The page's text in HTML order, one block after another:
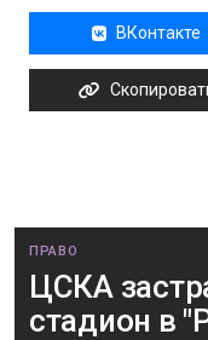
ВКонтакте
ПРАВО
ЦСКА
стадион в